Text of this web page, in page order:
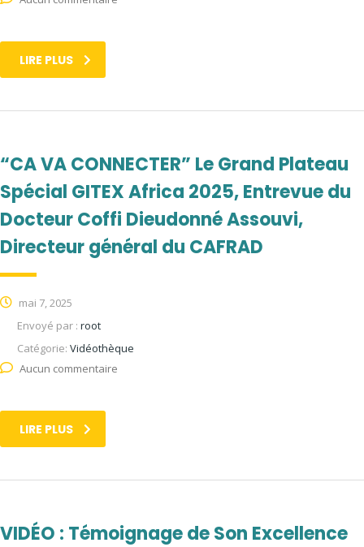
LIRE PLUS
“CA VA CONNECTER” Le Grand Plateau
Spécial GITEX Africa 2025, Entrevue du
Docteur Coffi Dieudonné Assouvi,
Directeur général du CAFRAD
mai 7, 2025
Envoyé par : root
Catégorie: Vidéothèque
Aucun commentaire
LIRE PLUS
VIDÉO : Témoignage de Son Excellence